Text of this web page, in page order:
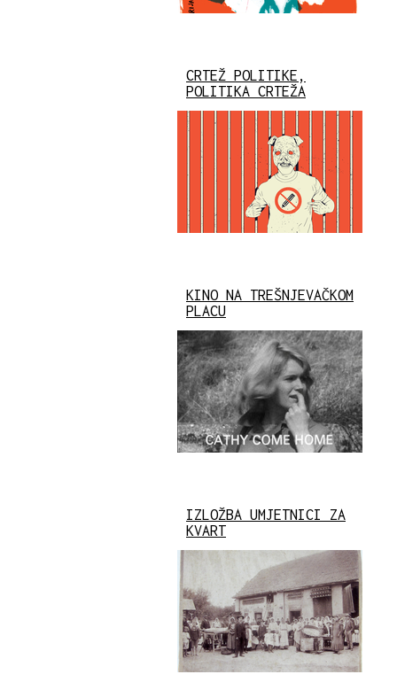
CRTEŽ POLITIKE,
POLITIKA CRTEŽA
KINO NA TREŠNJEVAČKOM
PLACU
IZLOŽBA UMJETNICI ZA
KVART